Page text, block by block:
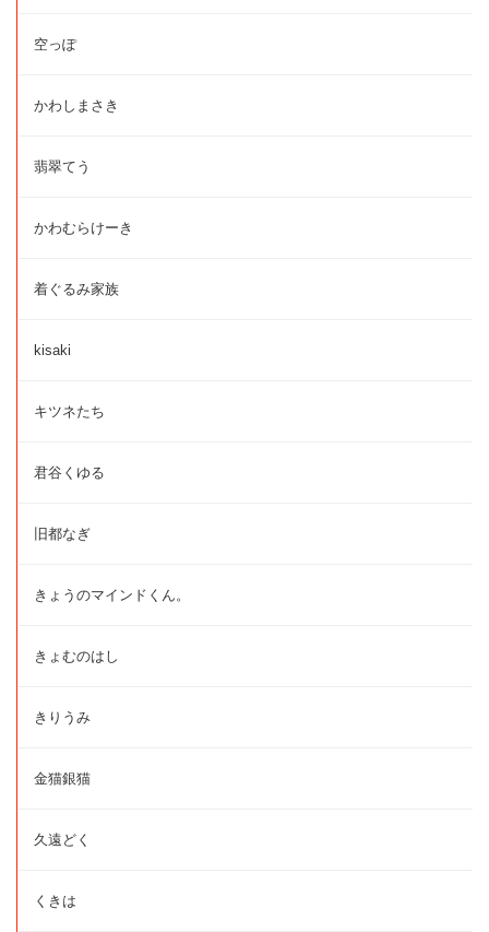
空っぽ
かわしまさき
翡翠てう
かわむらけーき
着ぐるみ家族
kisaki
キツネたち
君谷くゆる
旧都なぎ
きょうのマインドくん。
きょむのはし
きりうみ
金猫銀猫
久遠どく
くきは